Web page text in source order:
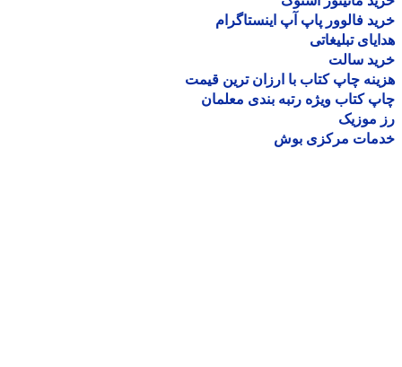
فالوور پاپ آپ اینستاگرام
تبلیغاتی
سالت
چاپ کتاب با ارزان ترین قیمت
کتاب ویژه رتبه بندی معلمان
موزیک
مرکزی بوش